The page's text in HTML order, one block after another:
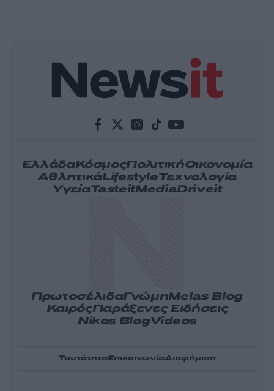
ΕλλάδαΚόσμοςΠολιτικήΟικονομία
ΑθλητικάLifestyleΤεχνολογία
ΥγείαTasteitMediaDriveit
ΠρωτοσέλιδαΓνώμηMelas Blog
ΚαιρόςΠαράξενες Ειδήσεις
Nikos BlogVideos
ΤαυτότηταΕπικοινωνίαΔιαφήμιση